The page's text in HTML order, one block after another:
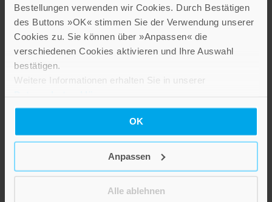
Bestellungen verwenden wir Cookies. Durch Bestätigen
des Buttons »OK« stimmen Sie der Verwendung unserer
Cookies zu. Sie können über »Anpassen« die
verschiedenen Cookies aktivieren und Ihre Auswahl
bestätigen.
Weitere Informationen erhalten Sie in unserer
OK
Anpassen
Alle ablehnen
48,00 €
Nicht auf Lager
Eine Starthilfe
16,99 €
Nicht auf Lager